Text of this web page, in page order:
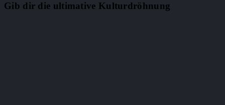
Gib dir die ultimative Kulturdröhnung